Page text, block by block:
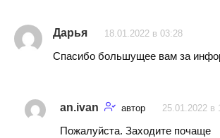
Дарья 18.01.2022 в 03:28
Спасибо большущее вам за
an.ivan автор 25.01.2022 в
Пожалуйста. Заходите почаще